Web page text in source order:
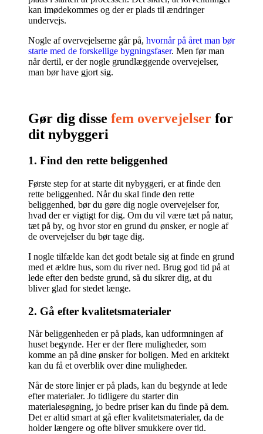
kan imødekommes og der er plads til ændringer
undervejs.
Nogle af overvejelserne går på, hvornår på året man bør
starte med de forskellige bygningsfaser. Men før man
når dertil, er der nogle grundlæggende overvejelser,
man bør have gjort sig.
Gør dig disse fem overvejelser for
dit nybyggeri
1. Find den rette beliggenhed
Første step for at starte dit nybyggeri, er at finde den
rette beliggenhed. Når du skal finde den rette
beliggenhed, bør du gøre dig nogle overvejelser for,
hvad der er vigtigt for dig. Om du vil være tæt på natur,
tæt på by, og hvor stor en grund du ønsker, er nogle af
de overvejelser du bør tage dig.
I nogle tilfælde kan det godt betale sig at finde en grund
med et ældre hus, som du river ned. Brug god tid på at
lede efter den bedste grund, så du sikrer dig, at du
bliver glad for stedet længe.
2. Gå efter kvalitetsmaterialer
Når beliggenheden er på plads, kan udformningen af
huset begynde. Her er der flere muligheder, som
komme an på dine ønsker for boligen. Med en arkitekt
kan du få et overblik over dine muligheder.
Når de store linjer er på plads, kan du begynde at lede
efter materialer. Jo tidligere du starter din
materialesøgning, jo bedre priser kan du finde på dem.
Det er altid smart at gå efter kvalitetsmaterialer, da de
holder længere og ofte bliver smukkere over tid.